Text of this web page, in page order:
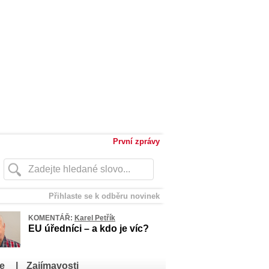
První zprávy
Přihlaste se k odběru novinek
KOMENTÁŘ: Karel Petřík
EU úředníci – a kdo je víc?
Zajímavosti